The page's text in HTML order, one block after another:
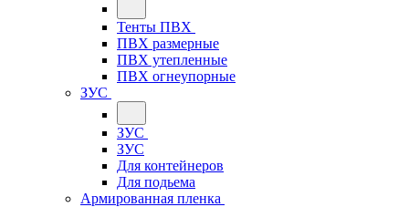
Тенты ПВХ
ПВХ размерные
ПВХ утепленные
ПВХ огнеупорные
ЗУС
ЗУС
ЗУС
Для контейнеров
Для подьема
Армированная пленка